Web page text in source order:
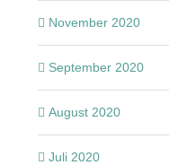
November 2020
September 2020
August 2020
Juli 2020